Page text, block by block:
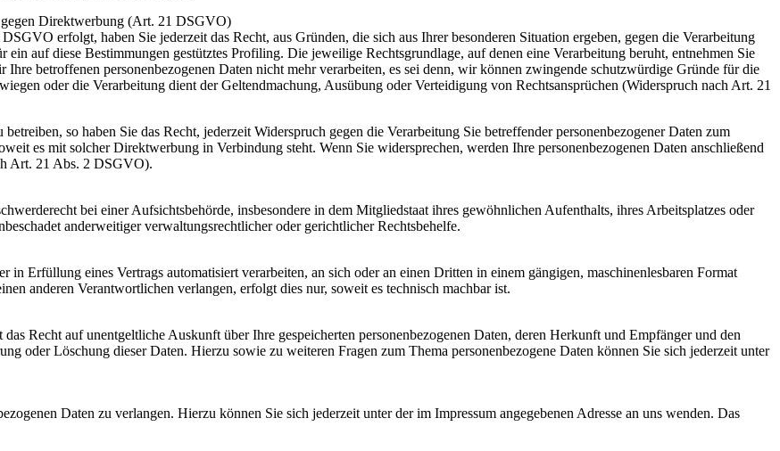
gegen Direktwerbung (Art. 21 DSGVO)
erfolgt, haben Sie jederzeit das Recht, aus Gründen, die sich aus Ihrer besonderen Situation ergeben, gegen die Verarbeitung
auf diese Bestimmungen gestütztes Profiling. Die jeweilige Rechtsgrundlage, auf denen eine Verarbeitung beruht, entnehmen Sie
betroffenen personenbezogenen Daten nicht mehr verarbeiten, es sei denn, wir können zwingende schutzwürdige Gründe für die
oder die Verarbeitung dient der Geltendmachung, Ausübung oder Verteidigung von Rechtsansprüchen (Widerspruch nach Art. 21
so haben Sie das Recht, jederzeit Widerspruch gegen die Verarbeitung Sie betreffender personenbezogener Daten zum
es mit solcher Direktwerbung in Verbindung steht. Wenn Sie widersprechen, werden Ihre personenbezogenen Daten anschließend
Art. 21 Abs. 2 DSGVO).
bei einer Aufsichtsbehörde, insbesondere in dem Mitgliedstaat ihres gewöhnlichen Aufenthalts, ihres Arbeitsplatzes oder
anderweitiger verwaltungsrechtlicher oder gerichtlicher Rechtsbehelfe.
Erfüllung eines Vertrags automatisiert verarbeiten, an sich oder an einen Dritten in einem gängigen, maschinenlesbaren Format
anderen Verantwortlichen verlangen, erfolgt dies nur, soweit es technisch machbar ist.
Recht auf unentgeltliche Auskunft über Ihre gespeicherten personenbezogenen Daten, deren Herkunft und Empfänger und den
oder Löschung dieser Daten. Hierzu sowie zu weiteren Fragen zum Thema personenbezogene Daten können Sie sich jederzeit unter
Daten zu verlangen. Hierzu können Sie sich jederzeit unter der im Impressum angegebenen Adresse an uns wenden. Das